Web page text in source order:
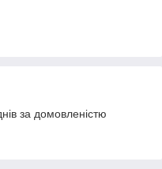
за домовленістю